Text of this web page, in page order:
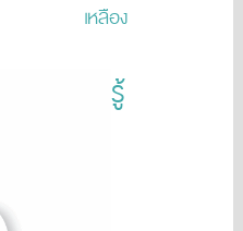
เหลือง
รู้